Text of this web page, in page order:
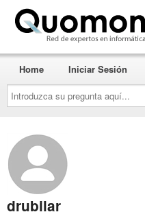
Introduzca
su
pregunta
aquí...
Home Iniciar Sesión
drubilar